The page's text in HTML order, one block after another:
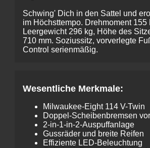
Schwing' Dich in den Sattel und
im Höchsttempo. Drehmoment 155
Leergewicht 296 kg, Höhe des
710 mm. Soziussitz, vorverlegte
Control serienmäßig.
Wesentliche Merkmale:
Milwaukee-Eight 114 V-Twin
Doppel-Scheiben­bremsen
2-in-1-in-2-Auspuff­anlage
Gussräder und breite Reifen
Effiziente LED-Beleuchtung